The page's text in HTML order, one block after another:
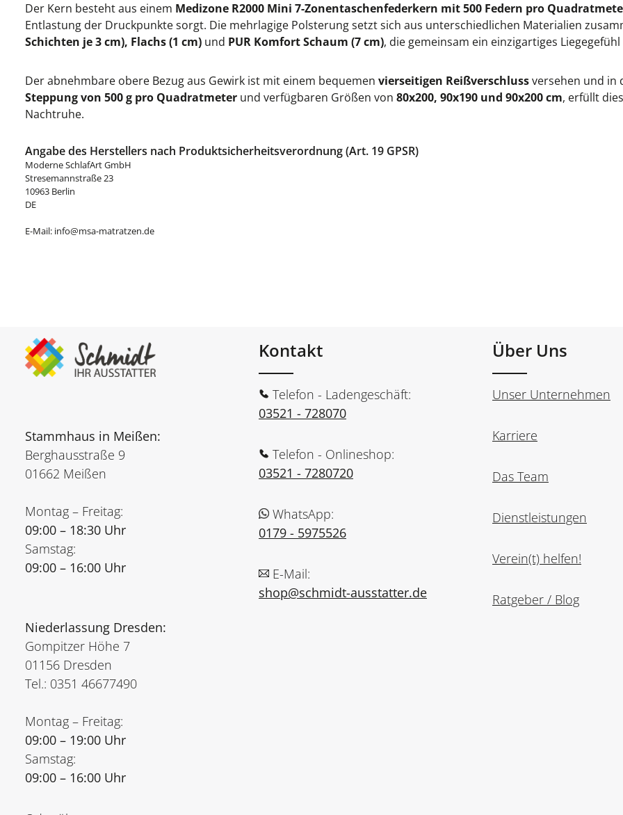
Der Kern besteht aus einem Medizone R2000 Mini 7-Zonentaschenfederkern mit 500 Federn pro
Entlastung der Druckpunkte sorgt. Die mehrlagige Polsterung setzt sich aus unterschiedlichen Materialien
Schichten je 3 cm), Flachs (1 cm) und PUR Komfort Schaum (7 cm), die gemeinsam ein einzigartiges
Der abnehmbare obere Bezug aus Gewirk ist mit einem bequemen vierseitigen Reißverschlussversehen und in
Steppung von 500 g pro Quadratmeter und verfügbaren Größen von 80x200, 90x190 und 90x200 cm, erfüllt
Nachtruhe.
Angabe des Herstellers nach Produktsicherheitsverordnung (Art. 19 GPSR)
Moderne SchlafArt GmbH
Stresemannstraße 23
10963 Berlin
DE
E-Mail: info@msa-matratzen.de
Stammhaus in Meißen:
Berghausstraße 9
01662 Meißen
Montag – Freitag:
09:00 – 18:30 Uhr
Samstag:
09:00 – 16:00 Uhr
Niederlassung Dresden:
Gompitzer Höhe 7
01156 Dresden
Tel.: 0351 46677490
Montag – Freitag:
09:00 – 19:00 Uhr
Samstag:
09:00 – 16:00 Uhr
Kontakt
Telefon - Ladengeschäft:
03521 - 728070
Telefon - Onlineshop:
03521 - 7280720
WhatsApp:
0179 - 5975526
E-Mail:
shop@schmidt-ausstatter.de
Über Uns
Unser Unternehmen
Karriere
Das Team
Dienstleistungen
Verein(t) helfen!
Ratgeber / Blog